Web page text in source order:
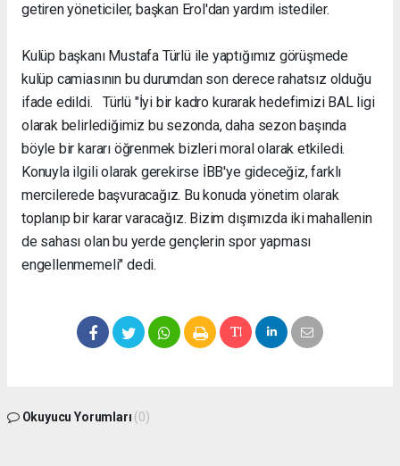
getiren yöneticiler, başkan Erol'dan yardım istediler.
Kulüp başkanı Mustafa Türlü ile yaptığımız görüşmede
kulüp camiasının bu durumdan son derece rahatsız olduğu
ifade edildi. Türlü "İyi bir kadro kurarak hedefimizi BAL ligi
olarak belirlediğimiz bu sezonda, daha sezon başında
böyle bir kararı öğrenmek bizleri moral olarak etkiledi.
Konuyla ilgili olarak gerekirse İBB'ye gideceğiz, farklı
mercilerede başvuracağız. Bu konuda yönetim olarak
toplanıp bir karar varacağız. Bizim dışımızda iki mahallenin
de sahası olan bu yerde gençlerin spor yapması
engellenmemeli" dedi.
Okuyucu Yorumları (0)